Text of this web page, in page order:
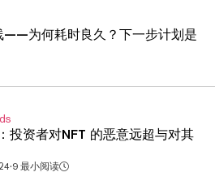
密货币行业。尽管如此，这位...
——为何耗时良久？下一步计划是
投资者对NFT 的恶意远超与对其
·9 最小阅读